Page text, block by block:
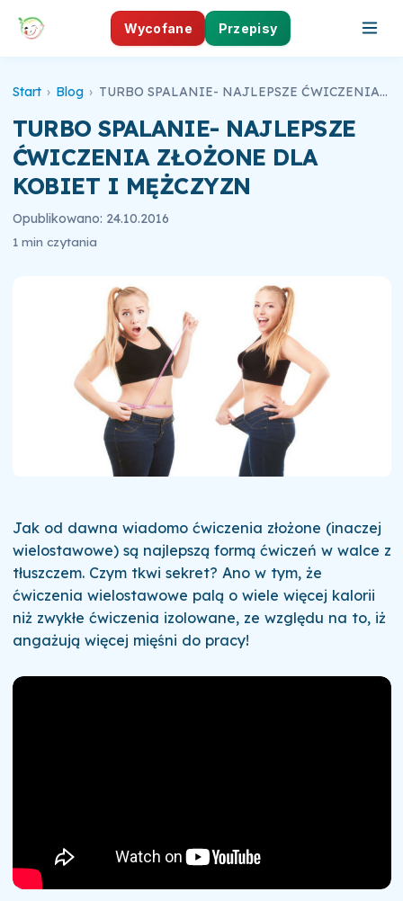
Wycofane Przepisy
Start › Blog › TURBO SPALANIE- NAJLEPSZE ĆWICZENIA ZŁOŻONE DLA KOBIET I MĘŻCZYZN
TURBO SPALANIE- NAJLEPSZE
ĆWICZENIA ZŁOŻONE DLA
KOBIET I MĘŻCZYZN
Opublikowano: 24.10.2016
1 min czytania
Jak od dawna wiadomo ćwiczenia złożone (inaczej
wielostawowe) są najlepszą formą ćwiczeń w walce z
tłuszczem. Czym tkwi sekret? Ano w tym, że
ćwiczenia wielostawowe palą o wiele więcej kalorii
niż zwykłe ćwiczenia izolowane, ze względu na to, iż
angażują więcej mięśni do pracy!